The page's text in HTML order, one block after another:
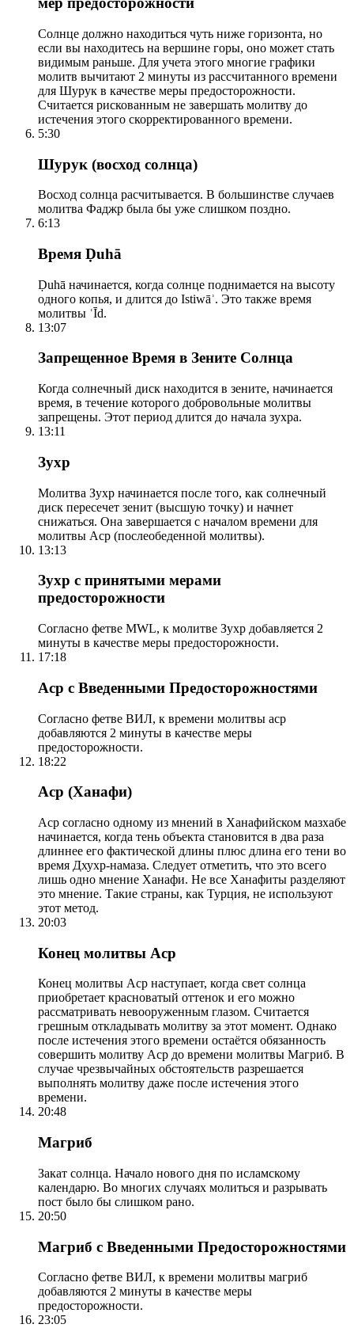
Солнце должно находиться чуть ниже горизонта, но
если вы находитесь на вершине горы, оно может стать
видимым раньше. Для учета этого многие графики
молитв вычитают 2 минуты из рассчитанного времени
для Шурук в качестве меры предосторожности.
Считается рискованным не завершать молитву до
истечения этого скорректированного времени.
5:30
Шурук (восход солнца)
Восход солнца расчитывается. В большинстве случаев
молитва Фаджр была бы уже слишком поздно.
6:13
Время Ḍuhā
Ḍuhā начинается, когда солнце поднимается на высоту
одного копья, и длится до Istiwāʾ. Это также время
молитвы ʿĪd.
13:07
Запрещенное Время в Зените Солнца
Когда солнечный диск находится в зените, начинается
время, в течение которого добровольные молитвы
запрещены. Этот период длится до начала зухра.
13:11
Зухр
Молитва Зухр начинается после того, как солнечный
диск пересечет зенит (высшую точку) и начнет
снижаться. Она завершается с началом времени для
молитвы Аср (послеобеденной молитвы).
13:13
Зухр с принятыми мерами
предосторожности
Согласно фетве MWL, к молитве Зухр добавляется 2
минуты в качестве меры предосторожности.
17:18
Аср с Введенными Предосторожностями
Согласно фетве ВИЛ, к времени молитвы аср
добавляются 2 минуты в качестве меры
предосторожности.
18:22
Аср (Ханафи)
Аср согласно одному из мнений в Ханафийском мазхабе
начинается, когда тень объекта становится в два раза
длиннее его фактической длины плюс длина его тени во
время Дхухр-намаза. Следует отметить, что это всего
лишь одно мнение Ханафи. Не все Ханафиты разделяют
это мнение. Такие страны, как Турция, не используют
этот метод.
20:03
Конец молитвы Аср
Конец молитвы Аср наступает, когда свет солнца
приобретает красноватый оттенок и его можно
рассматривать невооруженным глазом. Считается
грешным откладывать молитву за этот момент. Однако
после истечения этого времени остаётся обязанность
совершить молитву Аср до времени молитвы Магриб. В
случае чрезвычайных обстоятельств разрешается
выполнять молитву даже после истечения этого
времени.
20:48
Магриб
Закат солнца. Начало нового дня по исламскому
календарю. Во многих случаях молиться и разрывать
пост было бы слишком рано.
20:50
Магриб с Введенными Предосторожностями
Согласно фетве ВИЛ, к времени молитвы магриб
добавляются 2 минуты в качестве меры
предосторожности.
23:05